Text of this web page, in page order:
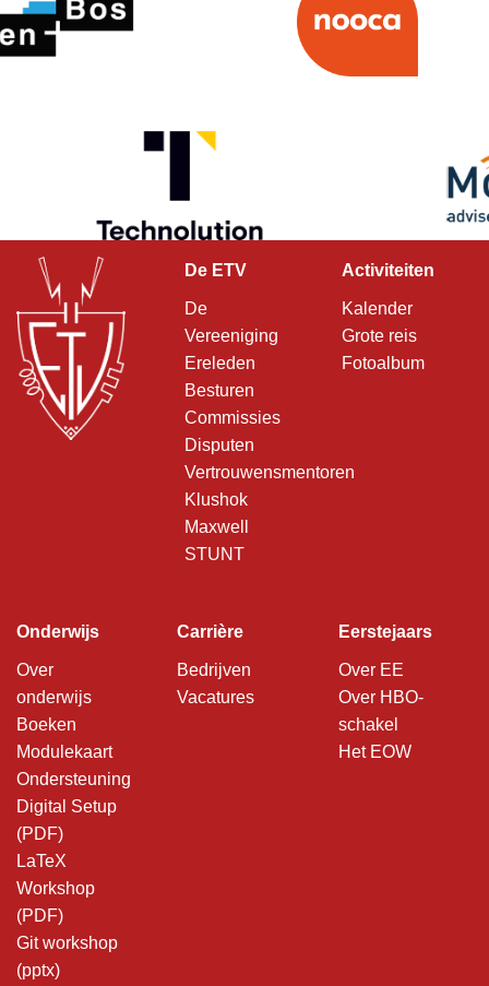
De ETV
De
Vereeniging
Ereleden
Besturen
Commissies
Disputen
Vertrouwensmentoren
Klushok
Maxwell
STUNT
Activiteiten
Kalender
Grote reis
Fotoalbum
Onderwijs
Over
onderwijs
Boeken
Modulekaart
Ondersteuning
Digital Setup
(PDF)
LaTeX
Workshop
(PDF)
Git workshop
(pptx)
Carrière
Bedrijven
Vacatures
Eerstejaars
Over EE
Over HBO-
schakel
Het EOW